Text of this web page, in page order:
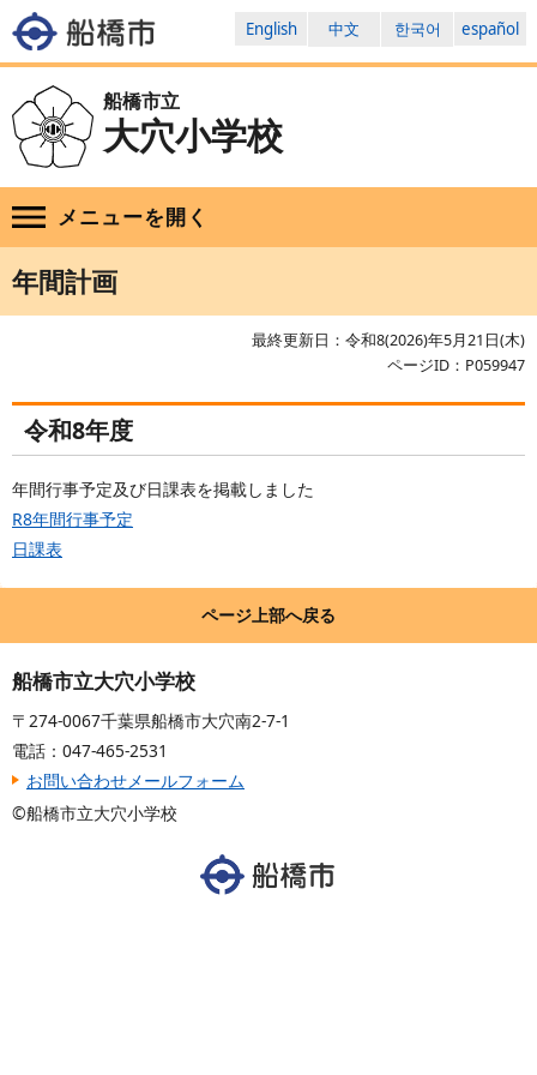
English 中文 한국어 español
船橋市立
大穴小学校
メニューを開く
年間計画
最終更新日：令和8(2026)年5月21日(木)
ページID：P059947
令和8年度
年間行事予定及び日課表を掲載しました
R8年間行事予定
日課表
ページ上部へ戻る
船橋市立大穴小学校
〒274-0067千葉県船橋市大穴南2-7-1
電話：047-465-2531
お問い合わせメールフォーム
©船橋市立大穴小学校